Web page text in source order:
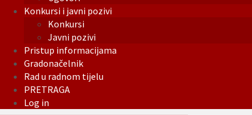
Konkursi i javni pozivi
Konkursi
Javni pozivi
Pristup informacijama
Gradonačelnik
Rad u radnom tijelu
PRETRAGA
Log in